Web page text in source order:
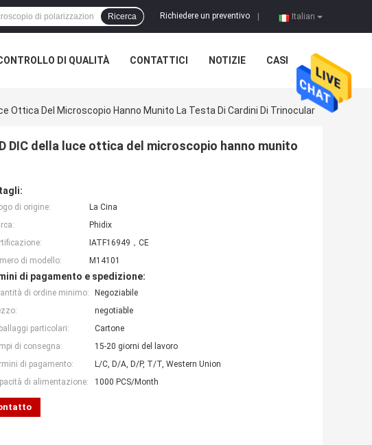
Italian
Richiedere un preventivo
Ricerca
DI QUALITÀ CONTATTICI NOTIZIE CASI
Ottica Del Microscopio Hanno Munito La Testa Di Cardini Di Trinocular
DIC della luce ottica del microscopio hanno munito
di origine:
La Cina
Phidix
IATF16949，CE
di modello:
M14101
di pagamento e spedizione:
di ordine minimo:
Negoziabile
negotiable
particolari:
Cartone
di consegna:
15-20 giorni del lavoro
di pagamento:
L/C, D/A, D/P, T/T, Western Union
di alimentazione:
1000 PCS/Month